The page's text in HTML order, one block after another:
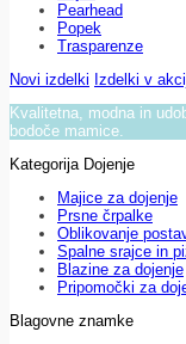
Pearhead
Popek
Trasparenze
Novi izdelki Izdelki v
Kvalitetna, modna in
bodoče mamice.
Kategorija Dojenje
Majice za dojenje
Prsne črpalke
Oblikovanje
Spalne srajce in
Blazine za dojenje
Pripomočki za
Blagovne znamke